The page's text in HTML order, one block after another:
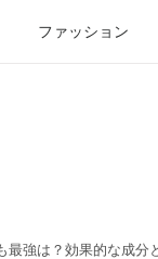
ファッション
最強は？効果的な成分